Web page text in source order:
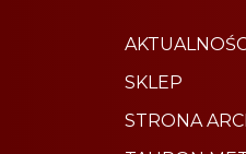
SKLEP
STRONA